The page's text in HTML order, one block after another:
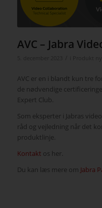
AVC – Jabra
AVC er en i blandt kun tre
de nødvendige
Expert Club.
Som eksperter i Jabras
råd og vejledning når det
produktlinje.
Kontakt os her.
Du kan læs mere om Jabra